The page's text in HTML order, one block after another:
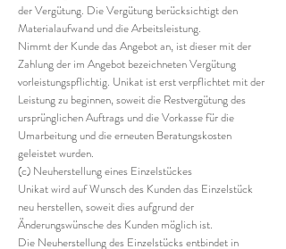
der Vergütung. Die Vergütung berücksichtigt den
Materialaufwand und die Arbeitsleistung.
Nimmt der Kunde das Angebot an, ist dieser mit der
Zahlung der im Angebot bezeichneten Vergütung
vorleistungspflichtig. Unikat ist erst verpflichtet mit der
Leistung zu beginnen, soweit die Restvergütung des
ursprünglichen Auftrags und die Vorkasse für die
Umarbeitung und die erneuten Beratungskosten
geleistet wurden.
(c) Neuherstellung eines Einzelstückes
Unikat wird auf Wunsch des Kunden das Einzelstück
neu herstellen, soweit dies aufgrund der
Änderungswünsche des Kunden möglich ist.
Die Neuherstellung des Einzelstücks entbindet in